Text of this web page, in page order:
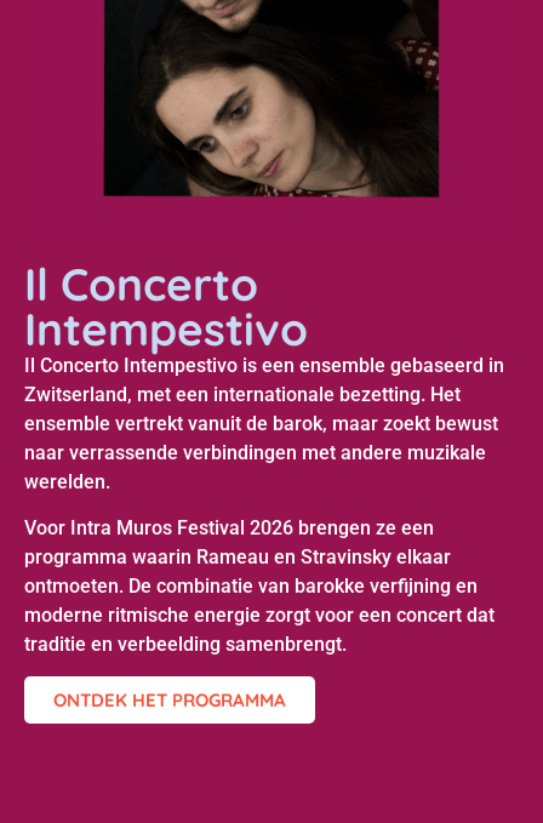
Il Concerto
Intempestivo
Il Concerto Intempestivo is een ensemble gebaseerd in
Zwitserland, met een internationale bezetting. Het
ensemble vertrekt vanuit de barok, maar zoekt bewust
naar verrassende verbindingen met andere muzikale
werelden.
Voor Intra Muros Festival 2026 brengen ze een
programma waarin Rameau en Stravinsky elkaar
ontmoeten. De combinatie van barokke verfijning en
moderne ritmische energie zorgt voor een concert dat
traditie en verbeelding samenbrengt.
ONTDEK HET PROGRAMMA